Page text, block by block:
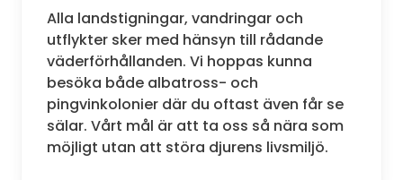
Alla landstigningar, vandringar och
utflykter sker med hänsyn till rådande
väderförhållanden. Vi hoppas kunna
besöka både albatross- och
pingvinkolonier där du oftast även får se
sälar. Vårt mål är att ta oss så nära som
möjligt utan att störa djurens livsmiljö.